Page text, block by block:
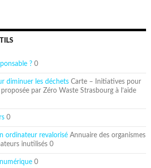
? 0
diminuer les déchets Carte – Initiatives pour
par Zéro Waste Strasbourg à l’aide
0
ordinateur revalorisé Annuaire des organismes
inutilisés 0
0